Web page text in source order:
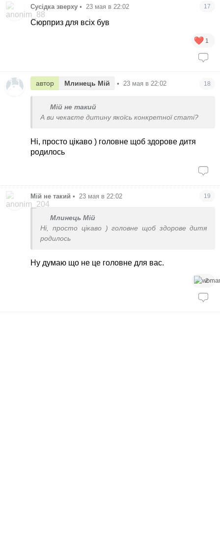
Сусідка зверху • 23 мая в 22:02 17
Сюрприз для всіх був
1
автор Млинець Мій • 23 мая в 22:02 18
Мій не такий
А ви чекаєте дитину якоїсь конкретної статі?
Ні, просто цікаво ) головне щоб здорове дитя
родилось
Мій не такий • 23 мая в 22:02 19
Млинець Мій
Ні, просто цікаво ) головне щоб здорове дитя
родилось
Ну думаю що не це головне для вас.
2